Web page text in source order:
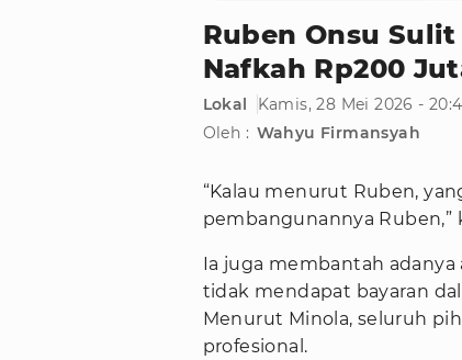
Ruben Onsu
Nafkah Rp200
Lokal
Kamis, 28 Mei 2026 -
Oleh : Wahyu Firmansyah
“Kalau menurut Ruben,
pembangunannya Ruben,”
Ia juga membantah
tidak mendapat bayaran
Menurut Minola, seluruh
profesional.